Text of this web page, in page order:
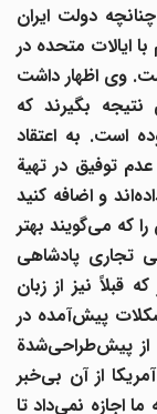
دولت ایران
متحده در
وی اظهار داشت
بگیرند که
است. به اعتقاد
توفیق در تهیة
اند و اضافه کنید
که میگویند بهتر
تجاری پادشاهی
قبلاً نیز از زبان
پیشآمده در
پیشطراحیشدة
از آن بیخبر
اجازه نمیداد تا